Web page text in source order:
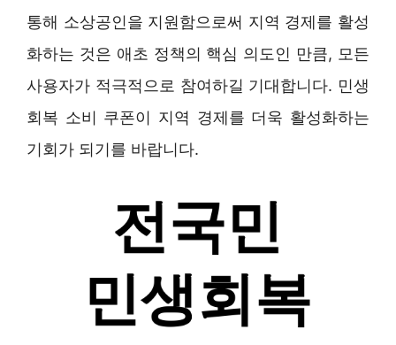
통해 소상공인을 지원함으로써 지역 경제를 활성
화하는 것은 애초 정책의 핵심 의도인 만큼, 모든
사용자가 적극적으로 참여하길 기대합니다. 민생
회복 소비 쿠폰이 지역 경제를 더욱 활성화하는
기회가 되기를 바랍니다.